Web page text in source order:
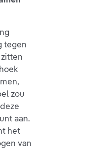
tegen
zou
aan.
het
van